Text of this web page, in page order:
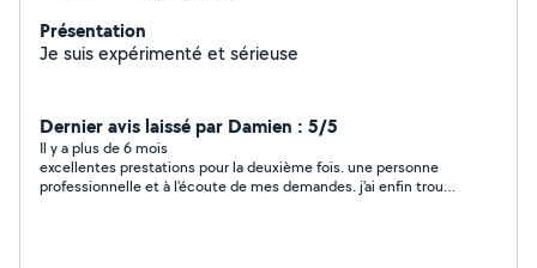
Présentation
Je suis expérimenté et sérieuse
Dernier avis laissé par Damien : 5/5
Il y a plus de 6 mois
excellentes prestations pour la deuxième fois. une personne
professionnelle et à l'écoute de mes demandes. j'ai enfin trouvé